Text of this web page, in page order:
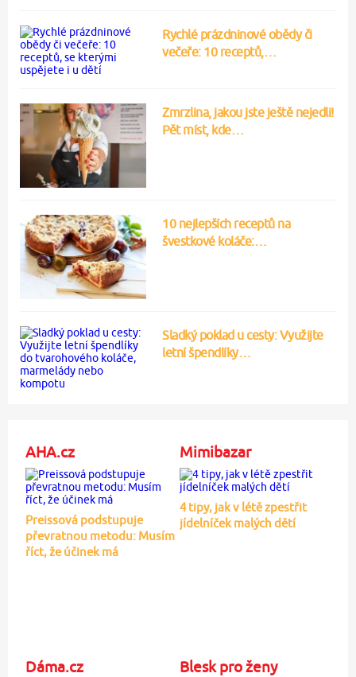
Rychlé prázdninové obědy či
večeře: 10 receptů,…
Zmrzlina, jakou jste ještě nejedli!
Pět míst, kde…
10 nejlepších receptů na
švestkové koláče:…
Sladký poklad u cesty: Využijte
letní špendlíky…
AHA.cz
Preissová podstupuje
převratnou metodu: Musím
říct, že účinek má
Mimibazar
4 tipy, jak v létě zpestřit
jídelníček malých dětí
Dáma.cz Blesk pro ženy